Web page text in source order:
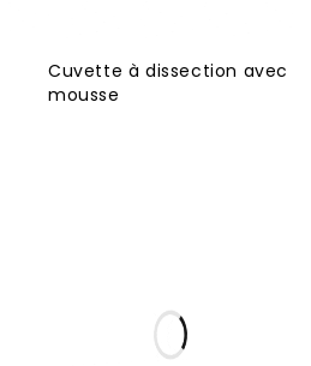
Cuvette à dissection avec
mousse